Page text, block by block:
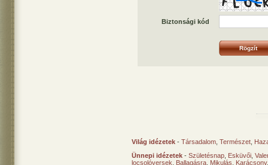
Biztonsági kód
Világ idézetek - Társadalom Természet
Ünnepi idézetek - Születésnap Esküvői
locsolóversek
Ballagásra Mikulás Karácsony